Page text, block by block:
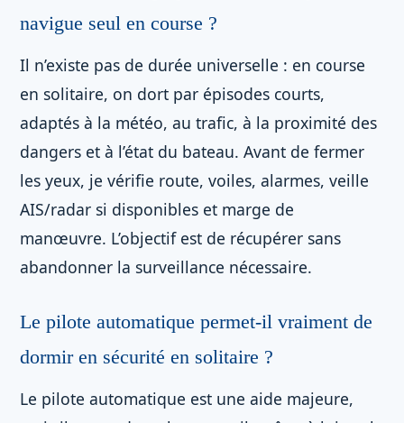
navigue seul en course ?
Il n’existe pas de durée universelle : en course
en solitaire, on dort par épisodes courts,
adaptés à la météo, au trafic, à la proximité des
dangers et à l’état du bateau. Avant de fermer
les yeux, je vérifie route, voiles, alarmes, veille
AIS/radar si disponibles et marge de
manœuvre. L’objectif est de récupérer sans
abandonner la surveillance nécessaire.
Le pilote automatique permet-il vraiment de
dormir en sécurité en solitaire ?
Le pilote automatique est une aide majeure,